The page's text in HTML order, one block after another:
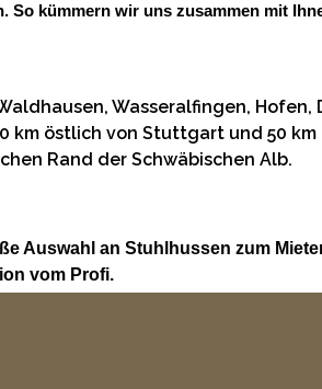
kümmern wir uns zusammen mit
Wasseralfingen, Hofen,
km östlich von Stuttgart und 50 km
Rand der Schwäbischen Alb.
Auswahl an Stuhlhussen zum
vom Profi.